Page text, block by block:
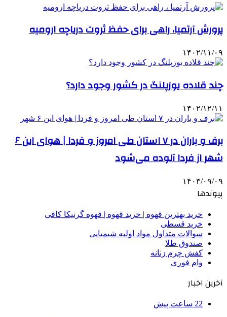
پرورش آرتمیا، راهی برای حفظ ثروت دریاچه ارومیه
۱۴۰۲/۱۱/۰۹
چند قلاده یوزپلنگ در کشور وجود دارد؟
۱۴۰۲/۱۲/۱۱
برف و باران در ۷ استان طی امروز و فردا | هوای این ۶
شهر از فردا آلوده می‌شود
۱۴۰۳/۰۹/۰۹
پیوندها
خرید بهترین قهوه | خرید قهوه | قهوه گرنیکا کافی
خرید قسطی
سوالات متداول مواد اولیه شیمیایی
صندوق طلا
کفش چرم زنانه
وام فوری
آخرین اخبار
22 ساعت پیش